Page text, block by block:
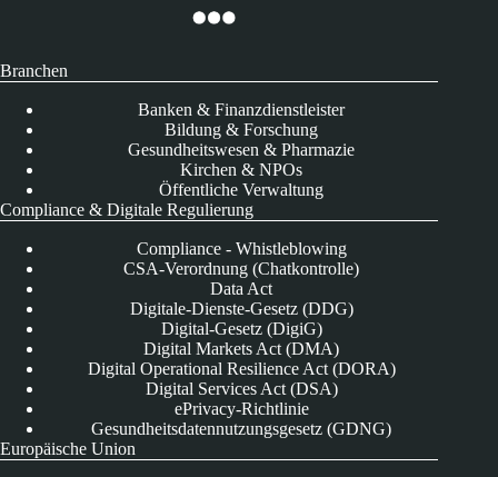
Branchen
Banken & Finanzdienstleister
Bildung & Forschung
Gesundheitswesen & Pharmazie
Kirchen & NPOs
Öffentliche Verwaltung
Compliance & Digitale Regulierung
Compliance - Whistleblowing
CSA-Verordnung (Chatkontrolle)
Data Act
Digitale-Dienste-Gesetz (DDG)
Digital-Gesetz (DigiG)
Digital Markets Act (DMA)
Digital Operational Resilience Act (DORA)
Digital Services Act (DSA)
ePrivacy-Richtlinie
Gesundheitsdatennutzungsgesetz (GDNG)
Europäische Union